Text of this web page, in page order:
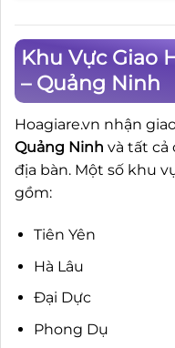
Khu Vực Giao
– Quảng Ninh
Hoagiare.vn nhận
Quảng Ninh và tất cả
địa bàn. Một số khu
gồm:
Tiên Yên
Hà Lâu
Đại Dực
Phong Dụ